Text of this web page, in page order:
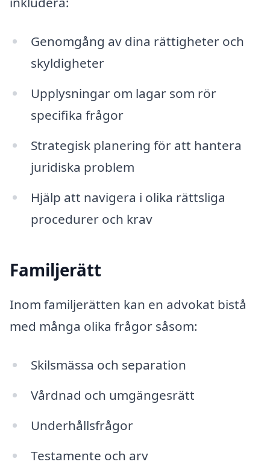
Genomgång av dina rättigheter och
skyldigheter
Upplysningar om lagar som rör
specifika frågor
Strategisk planering för att hantera
juridiska problem
Hjälp att navigera i olika rättsliga
procedurer och krav
Familjerätt
Inom familjerätten kan en advokat bistå
med många olika frågor såsom:
Skilsmässa och separation
Vårdnad och umgängesrätt
Underhållsfrågor
Testamente och arv